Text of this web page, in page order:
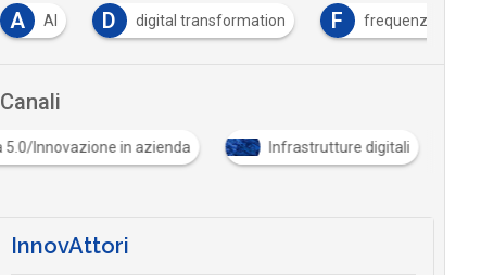
D digital transformation F frequenze
Canali
Industria 5.0/Innovazione in azienda Infrastrutture digitali
InnovAttori